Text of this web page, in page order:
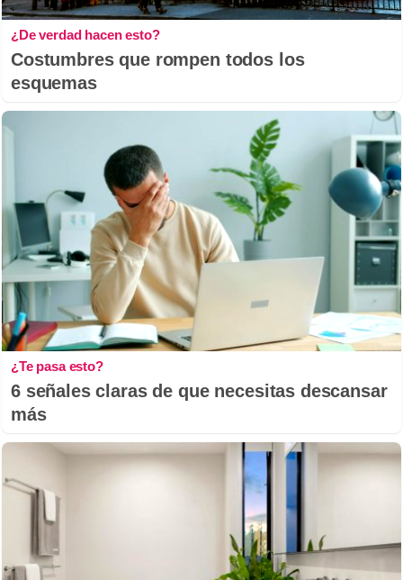
¿De verdad hacen esto?
Costumbres que rompen todos los
esquemas
¿Te pasa esto?
6 señales claras de que necesitas descansar
más